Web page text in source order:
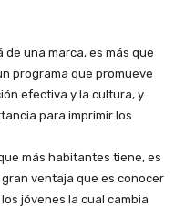
una marca, es más que
programa que promueve
efectiva y la cultura, y
para imprimir los
más habitantes tiene, es
ventaja que es conocer
jóvenes la cual cambia